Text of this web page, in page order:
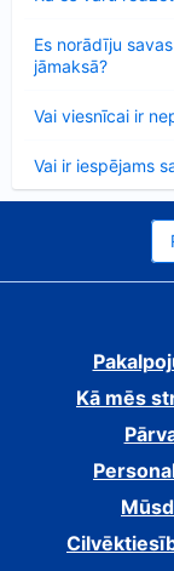
Es norādīju
jāmaksā?
Vai viesnīcai ir
Vai ir iespējams
Kā mēs